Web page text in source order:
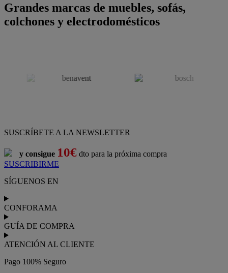
Grandes marcas de muebles, sofás,
colchones y electrodomésticos
SUSCRÍBETE A LA NEWSLETTER
y consigue 10€ dto para la próxima compra
SUSCRIBIRME
SÍGUENOS EN
CONFORAMA
GUÍA DE COMPRA
ATENCIÓN AL CLIENTE
Pago 100% Seguro